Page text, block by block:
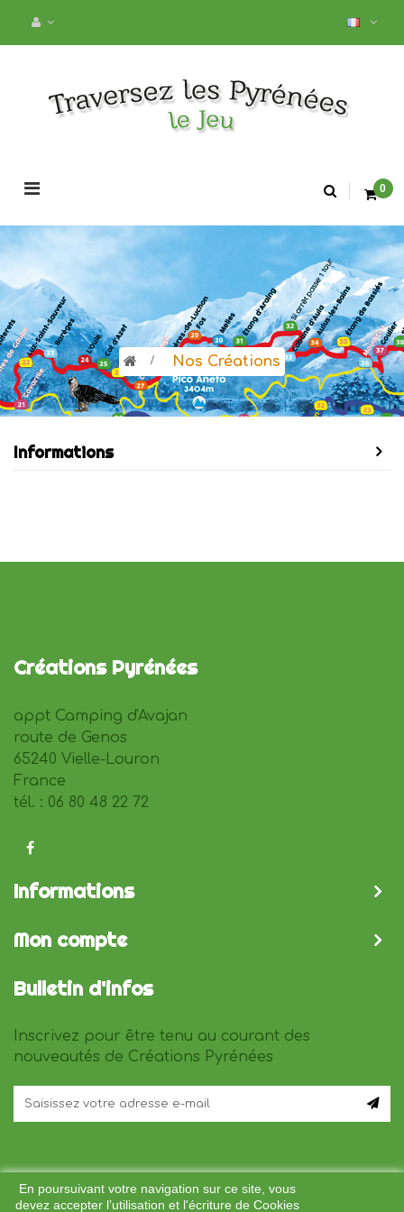
Basculer
navigation
0
> Nos Créations
Informations
Créations Pyrénées
appt Camping d'Avajan
route de Genos
65240 Vielle-Louron
France
tél. : 06 80 48 22 72
Informations
Mon compte
Bulletin d'infos
Inscrivez pour être tenu au courant des
nouveautés de Créations Pyrénées
En poursuivant votre navigation sur ce site, vous
devez accepter l’utilisation et l'écriture de Cookies